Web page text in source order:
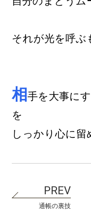
それが光を呼ぶ
相 手を大事に
を
通帳の裏技